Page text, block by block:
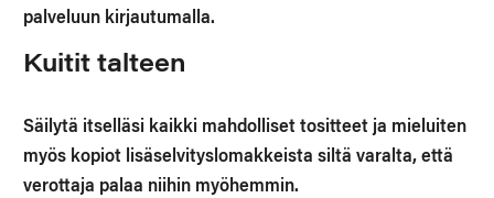
palveluun kirjautumalla.
Kuitit talteen
Säilytä itselläsi kaikki mahdolliset tositteet ja mieluiten
myös kopiot lisäselvityslomakkeista siltä varalta, että
verottaja palaa niihin myöhemmin.